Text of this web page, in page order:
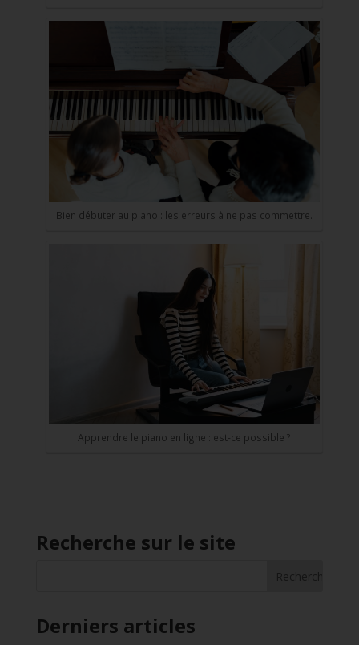
Bien débuter au piano : les erreurs à ne pas commettre.
Apprendre le piano en ligne : est-ce possible ?
Recherche sur le site
Derniers articles